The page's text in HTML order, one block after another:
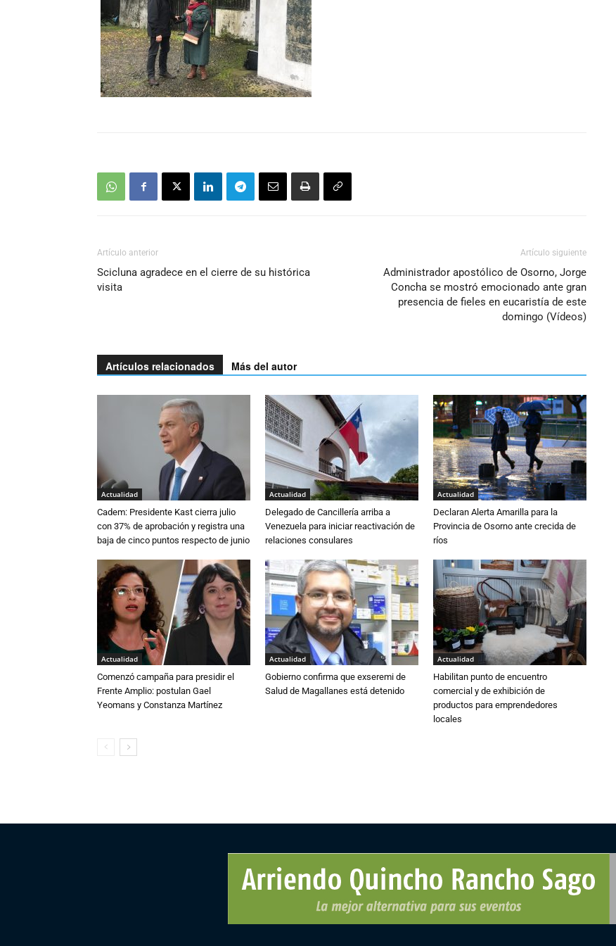
Artículo anterior
Scicluna agradece en el cierre de su histórica
visita
Artículo siguiente
Administrador apostólico de Osorno, Jorge
Concha se mostró emocionado ante gran
presencia de fieles en eucaristía de este
domingo (Vídeos)
Artículos relacionados Más del autor
Actualidad
Cadem: Presidente Kast cierra julio
con 37% de aprobación y registra una
baja de cinco puntos respecto de junio
Actualidad
Delegado de Cancillería arriba a
Venezuela para iniciar reactivación de
relaciones consulares
Actualidad
Declaran Alerta Amarilla para la
Provincia de Osorno ante crecida de
ríos
Actualidad
Comenzó campaña para presidir el
Frente Amplio: postulan Gael
Yeomans y Constanza Martínez
Actualidad
Gobierno confirma que exseremi de
Salud de Magallanes está detenido
Actualidad
Habilitan punto de encuentro
comercial y de exhibición de
productos para emprendedores
locales